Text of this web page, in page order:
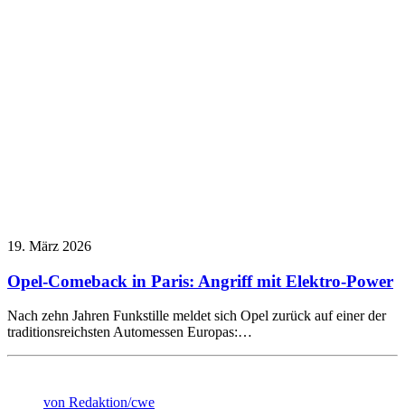
19. März 2026
Opel-Comeback in Paris: Angriff mit Elektro-Power
Nach zehn Jahren Funkstille meldet sich Opel zurück auf einer der
traditionsreichsten Automessen Europas:…
von Redaktion/cwe